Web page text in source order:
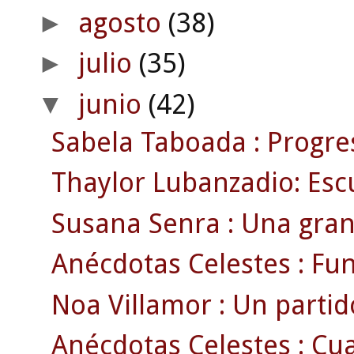
► agosto (38)
► julio (35)
▼ junio (42)
Sabela Taboada :
Thaylor Lubanzadio:
Susana Senra : Una
Anécdotas Celestes :
Noa Villamor : Un
Anécdotas Celestes :